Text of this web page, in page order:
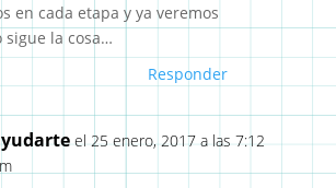
en cada etapa y ya veremos
sigue la cosa…
Responder
el 25 enero, 2017 a las 7:12